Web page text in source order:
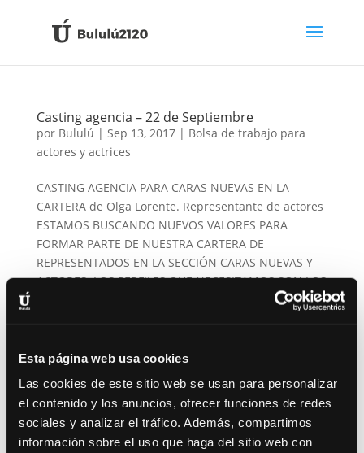
Esta página web usa cookies
Las cookies de este sitio web se usan para personalizar
el contenido y los anuncios, ofrecer funciones de redes
sociales y analizar el tráfico. Además, compartimos
información sobre el uso que haga del sitio web con
Casting agencia – 22 de Septiembre
por Bululú | Sep 13, 2017| Bolsa de trabajo para
actores y actrices
CASTING AGENCIA PARA CARAS NUEVAS EN LA
CARTERA de Olga Lorente. Representante de actores
ESTAMOS BUSCANDO NUEVOS VALORES PARA
FORMAR PARTE DE NUESTRA CARTERA DE
REPRESENTADOS EN LA SECCIÓN CARAS NUEVAS Y
ACTORES. LOS PERFILES QUE NECESITAMOS SON LOS
Trabajamos por una escuela segura. Consulta
nuestro Protocolo Anti-COVID 19.